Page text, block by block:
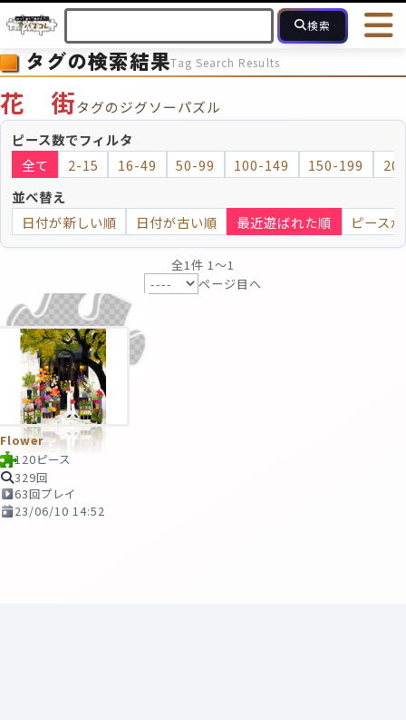
検索
HOME 会員登録
ヘルプ
最近投稿され
ピース数 2～15 16～49 50～99 100
モザイク モザイクのみ
タグの検索結果Tag Search Results
花 街タグのジグソーパズル
ピース数でフィルタ
全て
2-15 16-49 50-99 100-149 150-199
並べ替え
日付が新しい順
日付が古い順 最近遊ばれた順 ピース
全1件 1〜1
ページ目へ
Flower
120ピース
329回
63回プレイ
23/06/10 14:52